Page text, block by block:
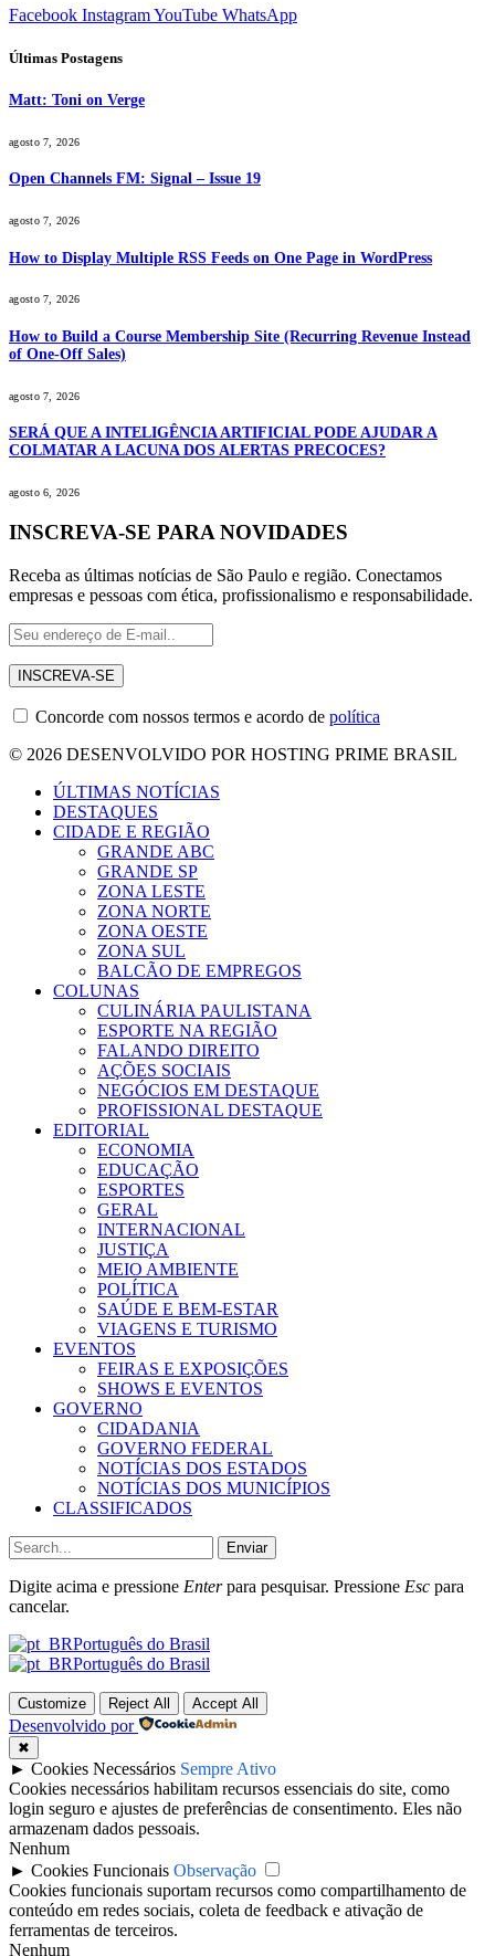
Facebook InstagramYouTube WhatsApp
Últimas Postagens
Matt: Toni on Verge
agosto 7, 2026
Open Channels FM: Signal – Issue 19
agosto 7, 2026
How to Display Multiple RSS Feeds on One Page in WordPress
agosto 7, 2026
How to Build a Course Membership Site (Recurring Revenue Instead
of One-Off Sales)
agosto 7, 2026
SERÁ QUE A INTELIGÊNCIA ARTIFICIAL PODE AJUDAR A
COLMATAR A LACUNA DOS ALERTAS PRECOCES?
agosto 6, 2026
INSCREVA-SE PARA NOVIDADES
Receba as últimas notícias de São Paulo e região. Conectamos
empresas e pessoas com ética, profissionalismo e responsabilidade.
Concorde com nossos termos e acordo de política
© 2026 DESENVOLVIDO POR HOSTING PRIME BRASIL
ÚLTIMAS NOTÍCIAS
DESTAQUES
CIDADE E REGIÃO
GRANDE ABC
GRANDE SP
ZONA LESTE
ZONA NORTE
ZONA OESTE
ZONA SUL
BALCÃO DE EMPREGOS
COLUNAS
CULINÁRIA PAULISTANA
ESPORTE NA REGIÃO
FALANDO DIREITO
AÇÕES SOCIAIS
NEGÓCIOS EM DESTAQUE
PROFISSIONAL DESTAQUE
EDITORIAL
ECONOMIA
EDUCAÇÃO
ESPORTES
GERAL
INTERNACIONAL
JUSTIÇA
MEIO AMBIENTE
POLÍTICA
SAÚDE E BEM-ESTAR
VIAGENS E TURISMO
EVENTOS
FEIRAS E EXPOSIÇÕES
SHOWS E EVENTOS
GOVERNO
CIDADANIA
GOVERNO FEDERAL
NOTÍCIAS DOS ESTADOS
NOTÍCIAS DOS MUNICÍPIOS
CLASSIFICADOS
Enviar
Digite acima e pressione Enterpara pesquisar. Pressione Esc para
cancelar.
Português do Brasil
Português do Brasil
Customize Reject All Accept All
Desenvolvido por
✖
► Cookies Necessários Sempre Ativo
Cookies necessários habilitam recursos essenciais do site, como
login seguro e ajustes de preferências de consentimento. Eles não
armazenam dados pessoais.
Nenhum
► Cookies Funcionais Observação
Cookies funcionais suportam recursos como compartilhamento de
conteúdo em redes sociais, coleta de feedback e ativação de
ferramentas de terceiros.
Nenhum